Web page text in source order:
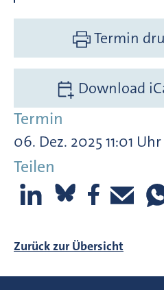
Termin
Download
Termin
06. Dez. 2025 11:01 Uhr
Teilen
Zurück zur Übersicht